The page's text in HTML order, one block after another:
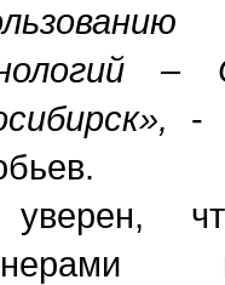
–
-